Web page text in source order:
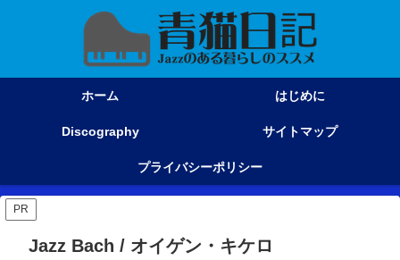
ホーム はじめに
Discography サイトマップ
プライバシーポリシー
PR
Jazz Bach / オイゲン・キケロ